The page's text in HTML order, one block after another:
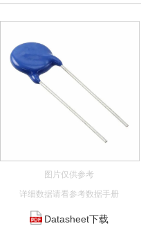
图片仅供参考
详细数据请看参考数据手册
Datasheet下载